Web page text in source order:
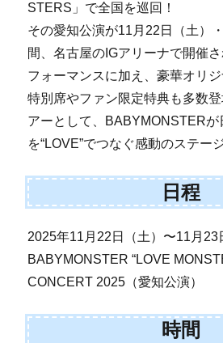
STERS」で全国を巡回！
その愛知公演が11月22日（土）
間、名古屋のIGアリーナで開催
フォーマンスに加え、豪華オリ
特別席やファン限定特典も多数
アーとして、BABYMONSTER
を“LOVE”でつなぐ感動のステー
日程
2025年11月22日（土）〜11月23
BABYMONSTER “LOVE
CONCERT 2025（愛知公演）
時間